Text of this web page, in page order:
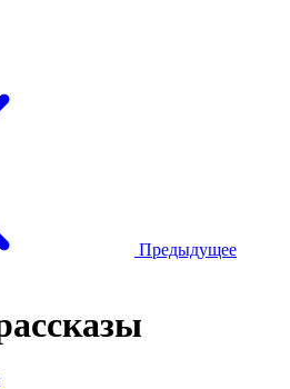
Предыдущее